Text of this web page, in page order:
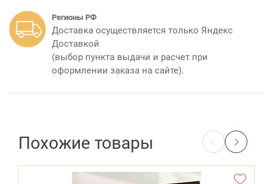
Регионы РФ
Доставка осуществляется только Яндекс
Доставкой
(выбор пункта выдачи и расчет при
оформлении заказа на сайте).
Похожие товары